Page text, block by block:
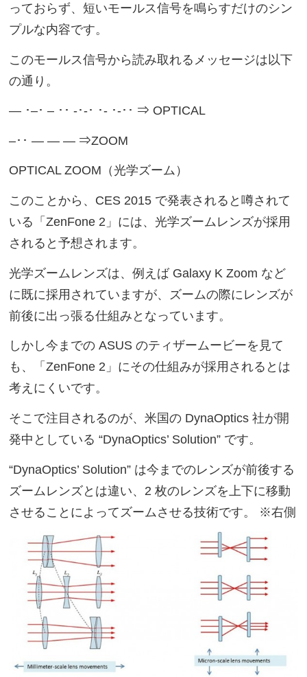
っておらず、短いモールス信号を鳴らすだけのシン
プルな内容です。
このモールス信号から読み取れるメッセージは以下
の通り。
— ･–･ – ･･ -･-･ ･- ･-･･ ⇒ OPTICAL
–･･ — — — ⇒ZOOM
OPTICAL ZOOM（光学ズーム）
このことから、CES 2015 で発表されると噂されて
いる「ZenFone 2」には、光学ズームレンズが採用
されると予想されます。
光学ズームレンズは、例えば Galaxy K Zoom など
に既に採用されていますが、ズームの際にレンズが
前後に出っ張る仕組みとなっています。
しかし今までの ASUS のティザームービーを見て
も、「ZenFone 2」にその仕組みが採用されるとは
考えにくいです。
そこで注目されるのが、米国の DynaOptics 社が開
発中としている “DynaOptics’ Solution” です。
“DynaOptics’ Solution” は今までのレンズが前後する
ズームレンズとは違い、2 枚のレンズを上下に移動
させることによってズームさせる技術です。 ※右側